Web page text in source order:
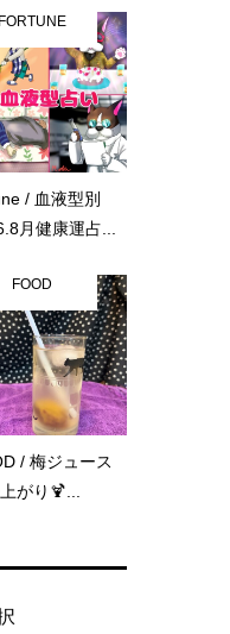
FORTUNE
/ 血液型別
月健康運占...
FOOD
/ 梅ジュース
がり🍹...